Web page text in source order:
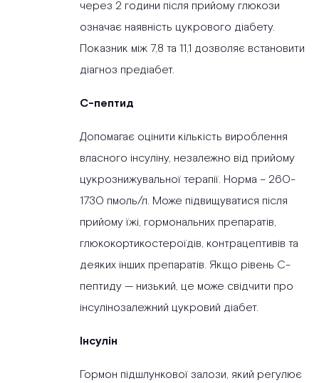
через 2 години після прийому глюкози
означає наявність цукрового діабету.
Показник між 7,8 та 11,1 дозволяє встановити
діагноз предіабет.
С-пептид
Допомагає оцінити кількість вироблення
власного інсуліну, незалежно від прийому
цукрознижувальної терапії. Норма – 260-
1730 пмоль/л. Може підвищуватися після
прийому їжі, гормональних препаратів,
глюкокортикостероїдів, контрацептивів та
деяких інших препаратів. Якщо рівень С-
пептиду — низький, це може свідчити про
інсулінозалежний цукровий діабет.
Інсулін
Гормон підшлункової залози, який регулює